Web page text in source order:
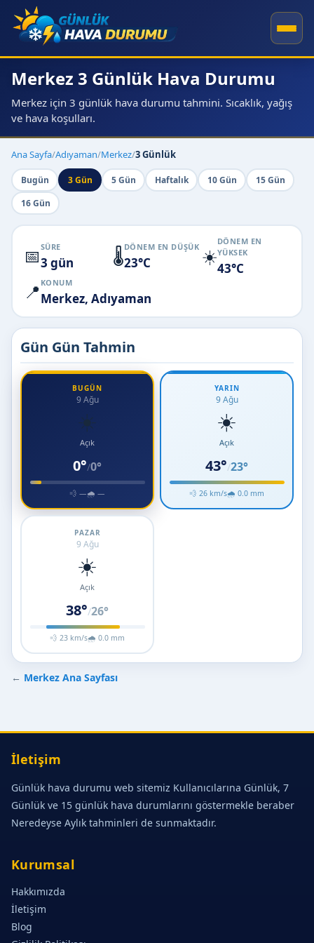
Merkez 3 Günlük Hava Durumu
Merkez için 3 günlük hava durumu tahmini. Sıcaklık, yağış
ve hava koşulları.
Ana Sayfa/Adıyaman/Merkez/3 Günlük
Bugün 3 Gün 5 Gün Haftalık 10 Gün
15 Gün
16 Gün
📅 SÜRE
3 gün 🌡️DÖNEM EN DÜŞÜK
23°C ☀️
DÖNEM EN
YÜKSEK
43°C
📍 KONUM
Merkez, Adıyaman
Gün Gün Tahmin
BUGÜN
9 Ağu
☀️
Açık
0°/0°
💨 —🌧 —
YARIN
9 Ağu
☀️
Açık
43°/23°
💨 26 km/s🌧 0.0 mm
PAZAR
9 Ağu
☀️
Açık
38°/26°
💨 23 km/s🌧 0.0 mm
← Merkez Ana Sayfası
İletişim
Günlük hava durumu web sitemiz Kullanıcılarına Günlük, 7
Günlük ve 15 günlük hava durumlarını göstermekle beraber
Neredeyse Aylık tahminleri de sunmaktadır.
Kurumsal
Hakkımızda
İletişim
Blog